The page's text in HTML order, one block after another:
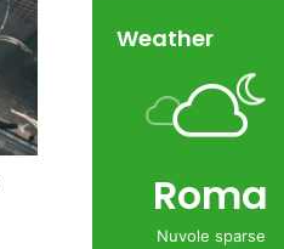
Weather
Roma
Nuvole sparse